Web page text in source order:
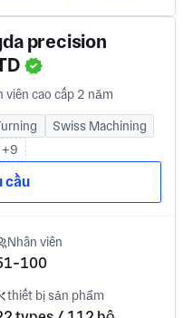
precision
viên cao cấp 2 năm
Swiss Machining
+9
cầu
Nhân viên
100
thiết bị sản phẩm